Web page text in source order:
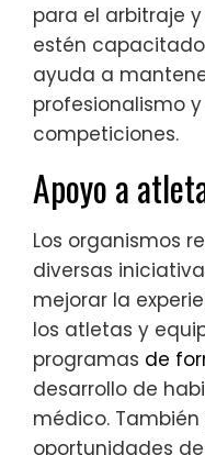
para el arbitraje
estén
ayuda a
profesionalismo
competiciones.
Apoyo a
Los organismos
diversas
mejorar la
los atletas y
programas de
desarrollo de
médico.
oportunidades